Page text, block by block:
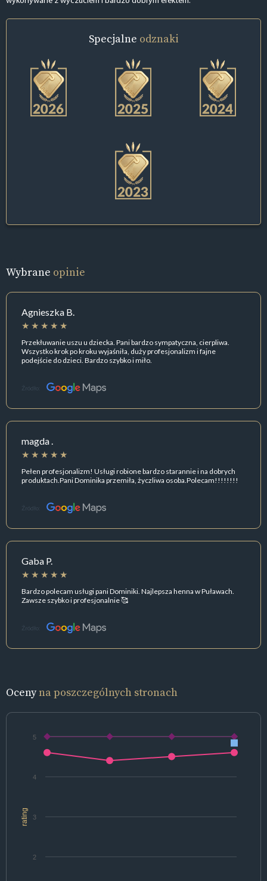
Specjalne odznaki
Wybrane opinie
Agnieszka B.
Przekłuwanie uszu u dziecka. Pani bardzo sympatyczna, cierpliwa.
Wszystko krok po kroku wyjaśniła, duży profesjonalizm i fajne
podejście do dzieci. Bardzo szybko i miło.
Źródło:
magda .
Pełen profesjonalizm! Usługi robione bardzo starannie i na dobrych
produktach.Pani Dominika przemiła, życzliwa osoba.Polecam!!!!!!!!
Źródło:
Gaba P.
Bardzo polecam usługi pani Dominiki. Najlepsza henna w Puławach.
Zawsze szybko i profesjonalnie 🥰
Źródło:
Ocenyna poszczególnych stronach
rating
2
3
4
5